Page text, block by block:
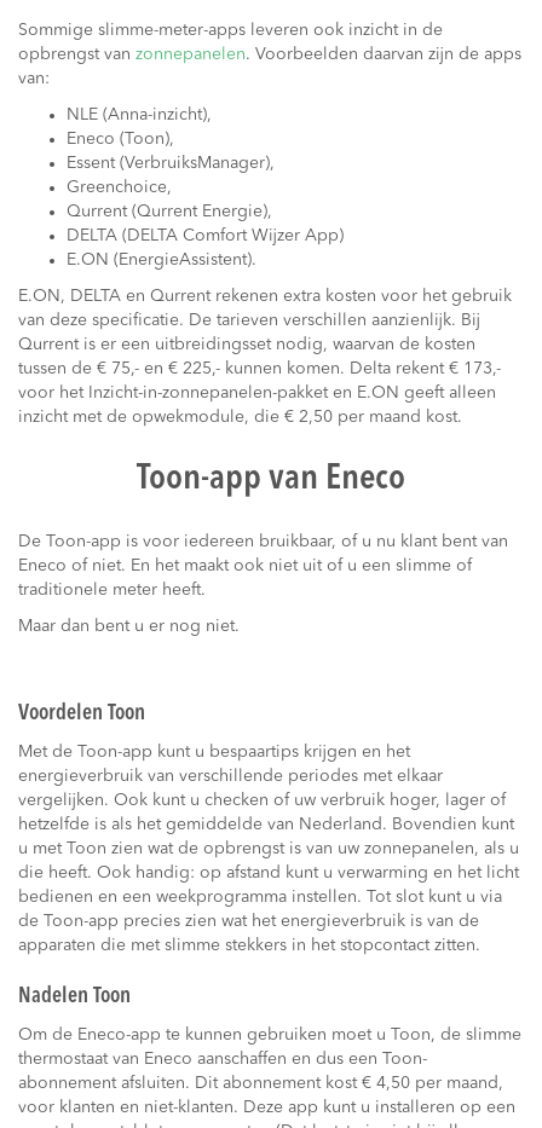
Sommige slimme-meter-apps leveren ook inzicht in de
opbrengst van zonnepanelen. Voorbeelden daarvan zijn de apps
van:
NLE (Anna-inzicht),
Eneco (Toon),
Essent (VerbruiksManager),
Greenchoice,
Qurrent (Qurrent Energie),
DELTA (DELTA Comfort Wijzer App)
E.ON (EnergieAssistent).
E.ON, DELTA en Qurrent rekenen extra kosten voor het gebruik
van deze specificatie. De tarieven verschillen aanzienlijk. Bij
Qurrent is er een uitbreidingsset nodig, waarvan de kosten
tussen de € 75,- en € 225,- kunnen komen. Delta rekent € 173,-
voor het Inzicht-in-zonnepanelen-pakket en E.ON geeft alleen
inzicht met de opwekmodule, die € 2,50 per maand kost.
Toon-app van Eneco
De Toon-app is voor iedereen bruikbaar, of u nu klant bent van
Eneco of niet. En het maakt ook niet uit of u een slimme of
traditionele meter heeft.
Maar dan bent u er nog niet.
Voordelen Toon
Met de Toon-app kunt u bespaartips krijgen en het
energieverbruik van verschillende periodes met elkaar
vergelijken. Ook kunt u checken of uw verbruik hoger, lager of
hetzelfde is als het gemiddelde van Nederland. Bovendien kunt
u met Toon zien wat de opbrengst is van uw zonnepanelen, als u
die heeft. Ook handig: op afstand kunt u verwarming en het licht
bedienen en een weekprogramma instellen. Tot slot kunt u via
de Toon-app precies zien wat het energieverbruik is van de
apparaten die met slimme stekkers in het stopcontact zitten.
Nadelen Toon
Om de Eneco-app te kunnen gebruiken moet u Toon, de slimme
thermostaat van Eneco aanschaffen en dus een Toon-
abonnement afsluiten. Dit abonnement kost € 4,50 per maand,
voor klanten en niet-klanten. Deze app kunt u installeren op een